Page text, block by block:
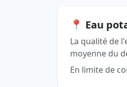
📍 Eau
La qualité de
moyenne du
En limite de